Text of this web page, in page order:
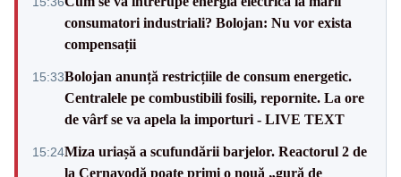
consumatori industriali? Bolojan: Nu vor exista
compensații
15:33Bolojan anunță restricțiile de consum energetic.
Centralele pe combustibili fosili, repornite. La ore
de vârf se va apela la importuri - LIVE TEXT
15:24Miza uriașă a scufundării barjelor. Reactorul 2 de
la Cernavodă poate primi o nouă „gură de